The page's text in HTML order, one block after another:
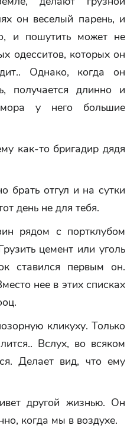
он веселый парень, и
и пошутить может не
одесситов, которых он
Однако, когда он
получается длинно и
у него большие
как-то бригадир дядя
брать отгул и на сутки
день не для тебя.
рядом с портклубом
цемент или уголь
ставился первым он.
нее в этих списках
кликуху. Только
Вслух, во всяком
Делает вид, что ему
другой жизнью. Он
когда мы в воздухе.